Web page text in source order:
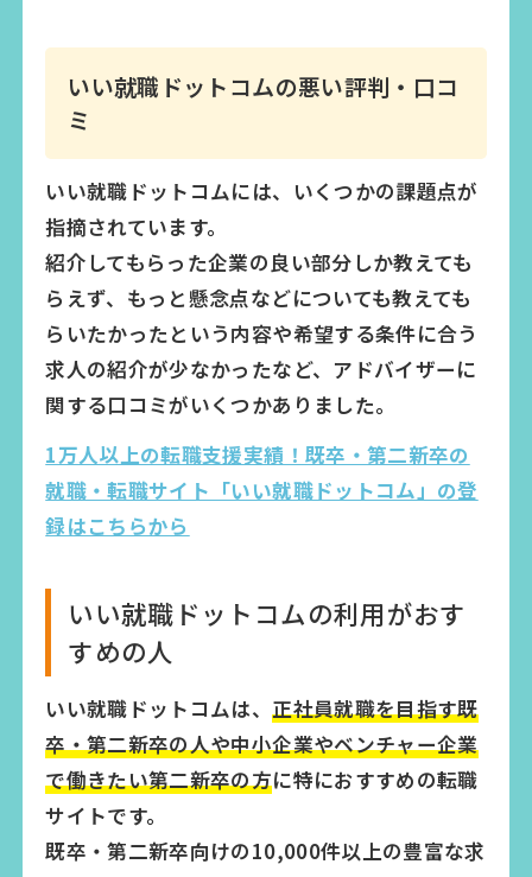
いい就職ドットコムの悪い評判・口コ
ミ
いい就職ドットコムには、いくつかの課題点が
指摘されています。
紹介してもらった企業の良い部分しか教えても
らえず、もっと懸念点などについても教えても
らいたかったという内容や希望する条件に合う
求人の紹介が少なかったなど、アドバイザーに
関する口コミがいくつかありました。
1万人以上の転職支援実績！既卒・第二新卒の
就職・転職サイト「いい就職ドットコム」の登
録はこちらから
いい就職ドットコムの利用がおす
すめの人
いい就職ドットコムは、正社員就職を目指す既
卒・第二新卒の人や中小企業やベンチャー企業
で働きたい第二新卒の方に特におすすめの転職
サイトです。
既卒・第二新卒向けの10,000件以上の豊富な求